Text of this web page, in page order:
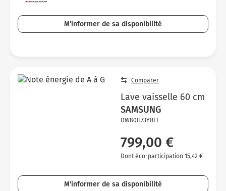
M'informer de sa disponibilité
Comparer
Lave vaisselle 60 cm
SAMSUNG
DW80H73YBFF
799,00 €
Dont éco-participation 15,42 €
M'informer de sa disponibilité